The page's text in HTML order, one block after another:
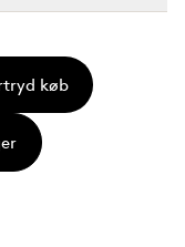
køb